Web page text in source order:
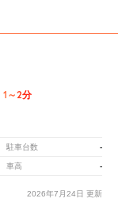
1～2分
駐車台数 -
車高 -
2026年7月24日 更新